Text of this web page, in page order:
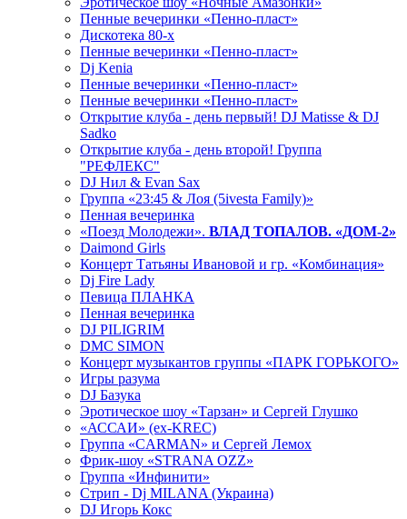
Пенные вечеринки «Пенно-пласт»
Дискотека 80-х
Пенные вечеринки «Пенно-пласт»
Dj Kenia
Пенные вечеринки «Пенно-пласт»
Пенные вечеринки «Пенно-пласт»
Открытие клуба - день первый! DJ Matisse & DJ
Sadko
Открытие клуба - день второй! Группа
"РЕФЛЕКС"
DJ Нил & Evan Sax
Группа «23:45 & Лоя (5ivesta Family)»
Пенная вечеринка
«Поезд Молодежи». ВЛАД ТОПАЛОВ. «ДОМ-2»
Daimond Girls
Концерт Татьяны Ивановой и гр. «Комбинация»
Dj Fire Lady
Певица ПЛАНКА
Пенная вечеринка
DJ PILIGRIM
DMC SIMON
Концерт музыкантов группы «ПАРК ГОРЬКОГО»
Игры разума
DJ Базука
Эротическое шоу «Тарзан» и Сергей Глушко
«АССАИ» (ex-KREC)
Группа «CARMAN» и Сергей Лемох
Фрик-шоу «STRANA OZZ»
Группа «Инфинити»
Стрип - Dj MILANA (Украина)
DJ Игорь Кокс